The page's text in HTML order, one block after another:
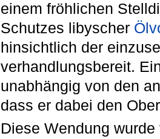
einem fröhlichen
Schutzes libyscher
hinsichtlich der
verhandlungsbereit.
unabhängig von den
dass er dabei den
Diese Wendung